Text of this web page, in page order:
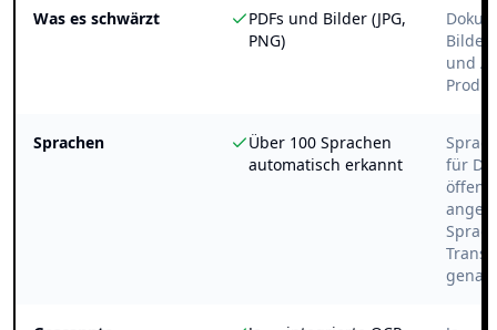
Was es schwärzt
PDFs und Bilder (JPG,
PNG)
Bilder
und
Sprachen
Über 100 Sprachen
automatisch erkannt
für